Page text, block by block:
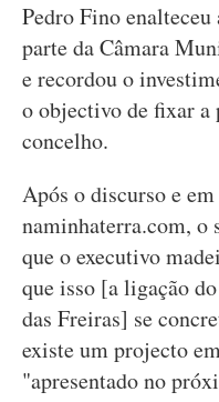
Pedro Fino
parte da Câmara
e recordou o
o objectivo de fixar a
concelho.
Após o discurso e
naminhaterra.com, o
que o executivo
que isso [a ligação
das Freiras] se
existe um projecto
"apresentado no